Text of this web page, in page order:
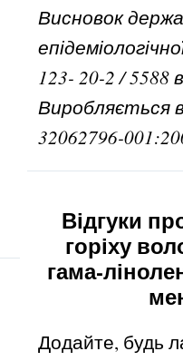
Висновок
123- 20-2 / 5588
Виробляється
32062796-
Відгуки
горіху
гама-
Додайте, будь